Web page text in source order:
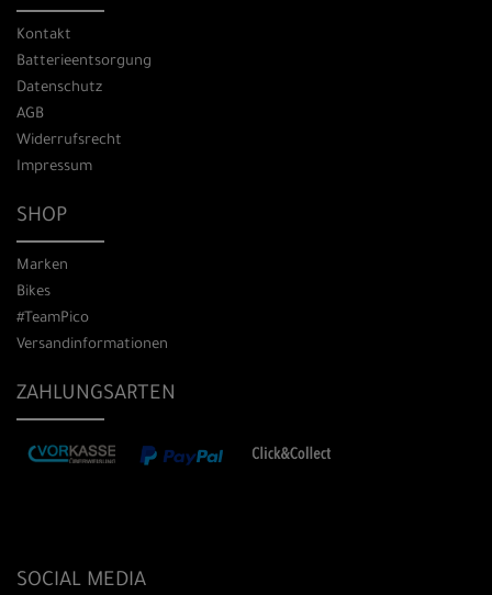
Kontakt
Batterieentsorgung
Datenschutz
AGB
Widerrufsrecht
Impressum
SHOP
Marken
Bikes
#TeamPico
Versandinformationen
ZAHLUNGSARTEN
SOCIAL MEDIA